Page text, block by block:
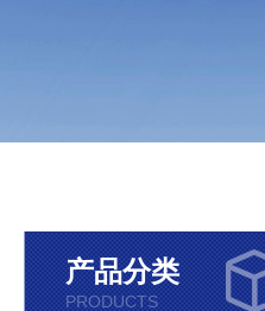
产品分类
PRODUCTS